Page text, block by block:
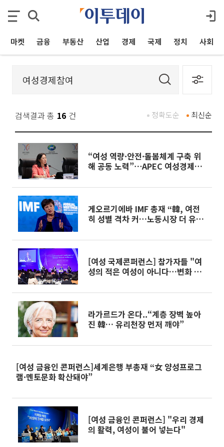
마켓 금융 부동산 산업 경제 국제 정치 사회
검색결과 총 16 건 최신순
정확도순
“여성 역량·안전·돌봄체계 구축 위
해 공동 노력”⋯APEC 여성경제회
게오르기에바 IMF 총재 “韓, 여전
히 성별 격차 커…노동시장 더 유연
[여성 국제콘퍼런스] 참가자들 "여
성의 적은 여성이 아니다…변화 위
라가르드가 온다..“계층 장벽 높아
진 韓… 유리천장 먼저 깨야”
[여성 금융인 콘퍼런스]세계은행 부총재 “女 양성프로그
램·멘토문화 확산돼야”
[여성 금융인 콘퍼런스] "우리 경제
의 활력, 여성이 불어 넣는다"